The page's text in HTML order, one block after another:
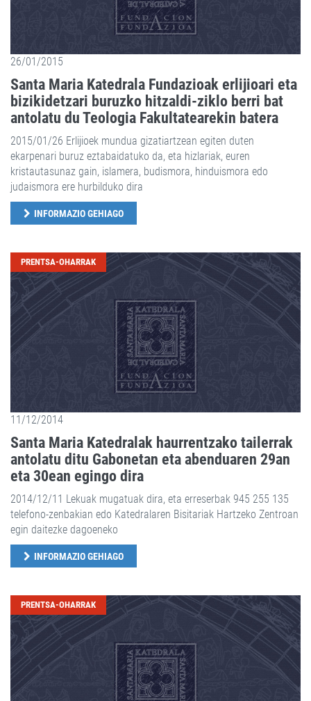
26/01/2015
Santa Maria Katedrala Fundazioak erlijioari eta
bizikidetzari buruzko hitzaldi-ziklo berri bat
antolatu du Teologia Fakultatearekin batera
2015/01/26 Erlijioek mundua gizatiartzean egiten duten
ekarpenari buruz eztabaidatuko da, eta hizlariak, euren
kristautasunaz gain, islamera, budismora, hinduismora edo
judaismora ere hurbilduko dira
INFORMAZIO GEHIAGO
PRENTSA-OHARRAK
11/12/2014
Santa Maria Katedralak haurrentzako tailerrak
antolatu ditu Gabonetan eta abenduaren 29an
eta 30ean egingo dira
2014/12/11 Lekuak mugatuak dira, eta erreserbak 945 255 135
telefono-zenbakian edo Katedralaren Bisitariak Hartzeko Zentroan
egin daitezke dagoeneko
INFORMAZIO GEHIAGO
PRENTSA-OHARRAK